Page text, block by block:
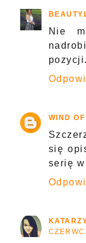
Nie
WIND
się
serię